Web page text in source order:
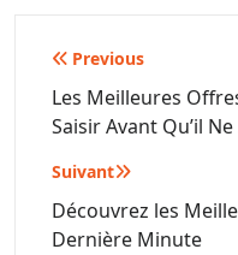
Navigation
de
l’article
Previous
Les Meilleures
Saisir Avant Qu’il
Suivant
Découvrez les
Dernière Minute